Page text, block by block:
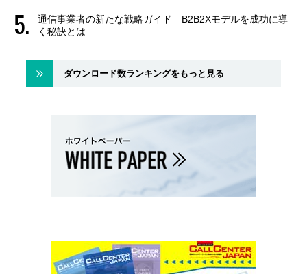
通信事業者の新たな戦略ガイド B2B2Xモデルを成功に導
く秘訣とは
ダウンロード数ランキングをもっと見る